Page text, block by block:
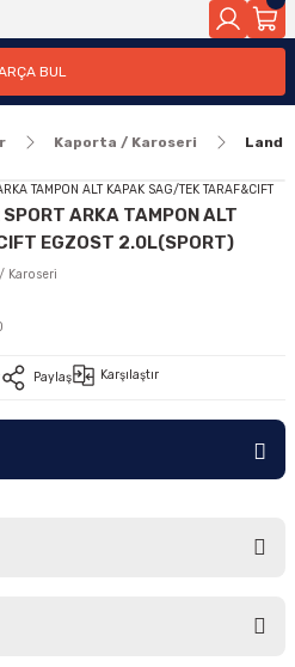
BUL
Kaporta / Karoseri Land
ARKA TAMPON ALT
EGZOST 2.0L(SPORT)
Karoseri
Paylaş Karşılaştır